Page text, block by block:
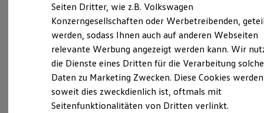
ID. Software Versionen und Updates
Digitale Extras
Schnittstellen zu Ihrem ID.
Hybridautos
Marke und Erlebnis
Volkswagen R und R Experience
R-Modelle
Driving Experience
Volkswagen entdecken
Servicetermin buchen
Seiten Dritter, wie z.B. Volkswagen
Konzerngesellschaften oder Werbetreibenden,
werden, sodass Ihnen auch auf anderen Webseiten
relevante Werbung angezeigt werden kann. Wir
die Dienste eines Dritten für die Verarbeitung
Daten zu Marketing Zwecken. Diese Cookies
soweit dies zweckdienlich ist, oftmals mit
Seitenfunktionalitäten von Dritten verlinkt.